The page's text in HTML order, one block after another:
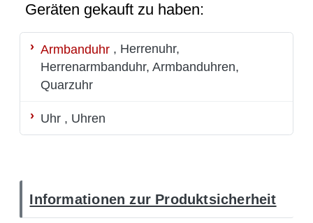
Geräten gekauft zu haben:
Armbanduhr , Herrenuhr,
Herrenarmbanduhr, Armbanduhren,
Quarzuhr
Uhr , Uhren
Informationen zur Produktsicherheit